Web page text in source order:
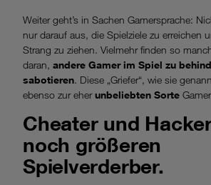
Weiter geht’s in Sachen Gamersprache:
nur darauf aus, die Spielziele zu erreichen
Strang zu ziehen. Vielmehr finden so
daran, andere Gamer im Spiel zu
sabotieren. Diese „Griefer“, wie sie
ebenso zur eherunbeliebten Sorte
Cheater und
noch größeren
Spielverderber.